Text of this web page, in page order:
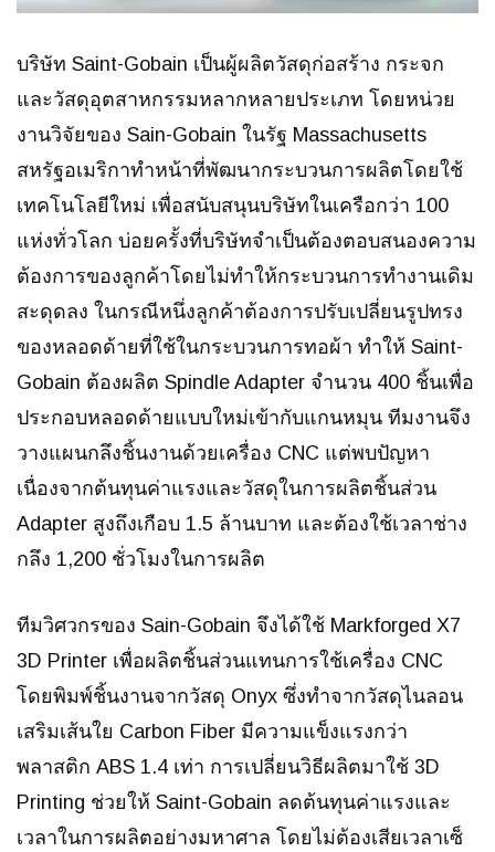
บริษัท Saint-Gobain เป็นผู้ผลิตวัสดุก่อสร้าง กระจก
และวัสดุอุตสาหกรรมหลากหลายประเภท โดยหน่วย
งานวิจัยของ Sain-Gobain ในรัฐ Massachusetts
สหรัฐอเมริกาทำหน้าที่พัฒนากระบวนการผลิตโดยใช้
เทคโนโลยีใหม่ เพื่อสนับสนุนบริษัทในเครือกว่า 100
แห่งทั่วโลก บ่อยครั้งที่บริษัทจำเป็นต้องตอบสนองความ
ต้องการของลูกค้าโดยไม่ทำให้กระบวนการทำงานเดิม
สะดุดลง ในกรณีหนึ่งลูกค้าต้องการปรับเปลี่ยนรูปทรง
ของหลอดด้ายที่ใช้ในกระบวนการทอผ้า ทำให้ Saint-
Gobain ต้องผลิต Spindle Adapter จำนวน 400 ชิ้นเพื่อ
ประกอบหลอดด้ายแบบใหม่เข้ากับแกนหมุน ทีมงานจึง
วางแผนกลึงชิ้นงานด้วยเครื่อง CNC แต่พบปัญหา
เนื่องจากต้นทุนค่าแรงและวัสดุในการผลิตชิ้นส่วน
Adapter สูงถึงเกือบ 1.5 ล้านบาท และต้องใช้เวลาช่าง
กลึง 1,200 ชั่วโมงในการผลิต
ทีมวิศวกรของ Sain-Gobain จึงได้ใช้ Markforged X7
3D Printer เพื่อผลิตชิ้นส่วนแทนการใช้เครื่อง CNC
โดยพิมพ์ชิ้นงานจากวัสดุ Onyx ซึ่งทำจากวัสดุไนลอน
เสริมเส้นใย Carbon Fiber มีความแข็งแรงกว่า
พลาสติก ABS 1.4 เท่า การเปลี่ยนวิธีผลิตมาใช้ 3D
Printing ช่วยให้ Saint-Gobain ลดต้นทุนค่าแรงและ
เวลาในการผลิตอย่างมหาศาล โดยไม่ต้องเสียเวลาเซ็